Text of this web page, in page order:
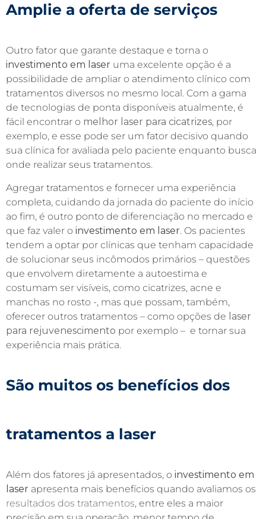
Amplie a oferta de serviços
Outro fator que garante destaque e torna o
investimento em laser uma excelente opção é a
possibilidade de ampliar o atendimento clínico com
tratamentos diversos no mesmo local. Com a gama
de tecnologias de ponta disponíveis atualmente, é
fácil encontrar o melhor laser para cicatrizes, por
exemplo, e esse pode ser um fator decisivo quando
sua clínica for avaliada pelo paciente enquanto busca
onde realizar seus tratamentos.
Agregar tratamentos e fornecer uma experiência
completa, cuidando da jornada do paciente do início
ao fim, é outro ponto de diferenciação no mercado e
que faz valer o investimento em laser. Os pacientes
tendem a optar por clínicas que tenham capacidade
de solucionar seus incômodos primários – questões
que envolvem diretamente a autoestima e
costumam ser visíveis, como cicatrizes, acne e
manchas no rosto -, mas que possam, também,
oferecer outros tratamentos – como opções de laser
para rejuvenescimento por exemplo – e tornar sua
experiência mais prática.
São muitos os benefícios dos
tratamentos a laser
Além dos fatores já apresentados, o investimento em
laser apresenta mais benefícios quando avaliamos os
resultados dos tratamentos, entre eles a maior